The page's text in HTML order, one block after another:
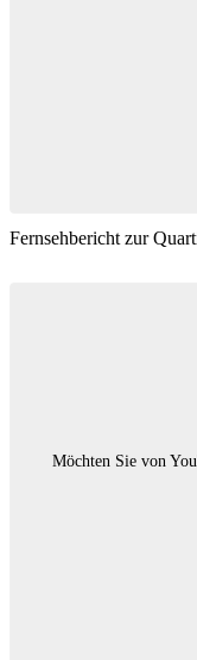
Fernsehbericht zur
Möchten Sie von